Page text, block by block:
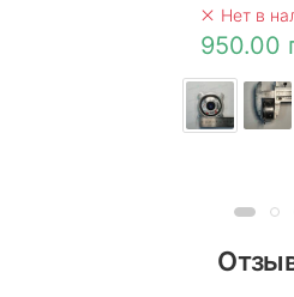
Нет в
950.00